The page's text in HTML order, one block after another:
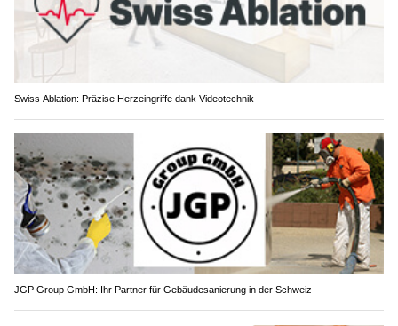
Swiss Ablation: Präzise Herzeingriffe dank Videotechnik
JGP Group GmbH: Ihr Partner für Gebäudesanierung in der Schweiz